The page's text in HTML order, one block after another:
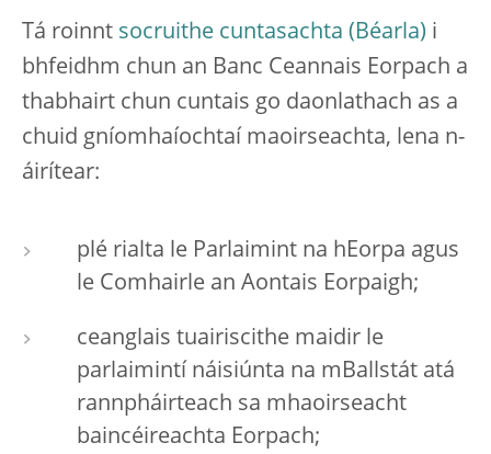
Tá roinnt socruithe cuntasachta
i
bhfeidhm chun an Banc Ceannais Eorpach a
thabhairt chun cuntais go daonlathach as a
chuid gníomhaíochtaí maoirseachta, lena n-
áirítear:
plé rialta le Parlaimint na hEorpa agus
le Comhairle an Aontais Eorpaigh;
ceanglais tuairiscithe maidir le
parlaimintí náisiúnta na mBallstát atá
rannpháirteach sa mhaoirseacht
baincéireachta Eorpach;